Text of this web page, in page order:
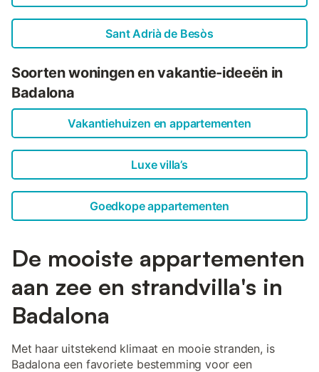
Sant Adrià de Besòs
Soorten woningen en vakantie-ideeën in
Badalona
Vakantiehuizen en appartementen
Luxe villa’s
Goedkope appartementen
De mooiste appartementen
aan zee en strandvilla's in
Badalona
Met haar uitstekend klimaat en mooie stranden, is
Badalona een favoriete bestemming voor een